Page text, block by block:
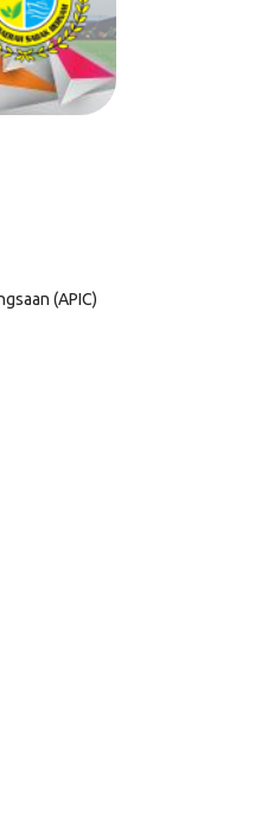
(APIC)